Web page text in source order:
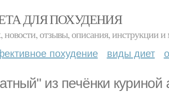
ДЛЯ ПОХУДЕНИЯ
отзывы, описания, инструкции и
похудение виды диет
из печёнки куриной